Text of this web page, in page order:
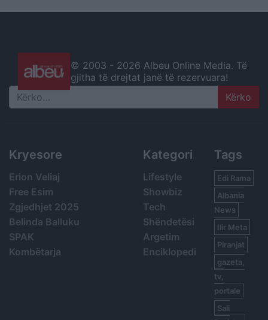
© 2003 - 2026 Albeu Online Media. Të
gjitha të drejtat janë të rezervuara!
Search
Kryesore
Erion Veliaj
Free Esim
Zgjedhjet 2025
Belinda Balluku
SPAK
Kombëtarja
Kategori
Lifestyle
Showbiz
Tech
Shëndetësi
Argetim
Enciklopedi
Tags
Edi Rama
Albania
News
Ilir Meta
Piranjat
gazeta,
tv,
portale
Sali